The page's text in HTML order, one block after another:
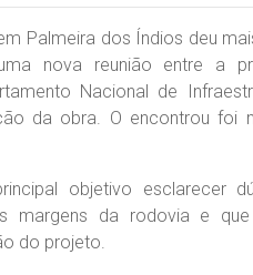
Palmeira dos Índios deu
nova reunião entre a
Nacional de
da obra. O encontrou foi
objetivo esclarecer
margens da rodovia e
do projeto.